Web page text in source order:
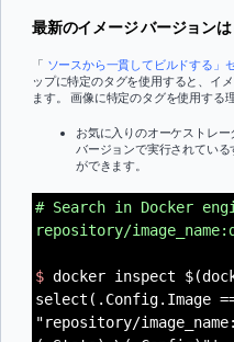
最新のイメージ バージョン
「 ソースから一貫してビルドする」
ップに特定のタグを使用すると、イ
ます。 画像に特定のタグを使用する
お気に入りのオーケストレ
バージョンで実行されてい
ができます。
# Search in Docker
repository/
$ docker inspect
select(.Config.Image
"repository/